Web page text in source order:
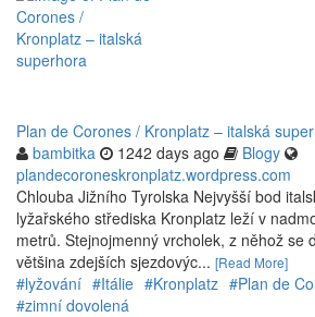
Plan de Corones / Kronplatz – italská
bambitka
1242 days ago
Blogy
plandecoroneskronplatz.wordpress.com
Chlouba Jižního Tyrolska Nejvyšší bod
lyžařského střediska Kronplatz leží v
metrů. Stejnojmenný vrcholek, z něhož se
většina zdejších sjezdovýc... [Read More]
#lyžování #Itálie #Kronplatz #Plan de
#zimní dovolená